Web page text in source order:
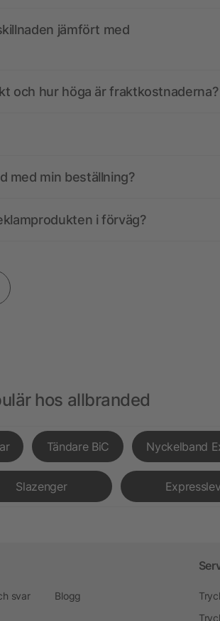
jämfört med
och hur höga är fraktkostnaderna?
med min beställning?
i förväg?
hos allbranded
Tändare BiC Nyckelband
Slazenger
svar
Blogg